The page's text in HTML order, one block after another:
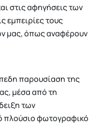
στις αφηγήσεις των
εμπειρίες τους
μας, όπως αναφέρουν
παρουσίαση της
μέσα από τη
των
πλούσιο φωτογραφικό